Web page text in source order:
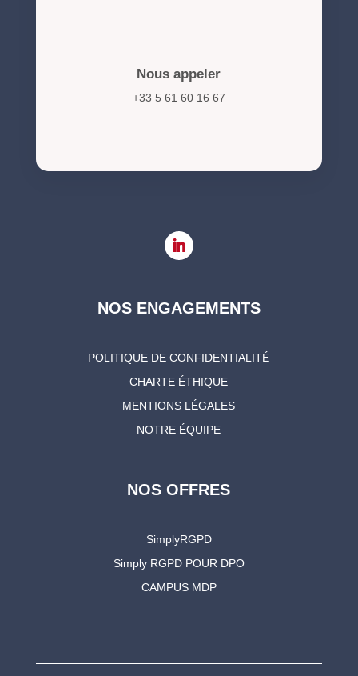
Nous appeler
+33 5 61 60 16 67
NOS ENGAGEMENTS
POLITIQUE DE CONFIDENTIALITÉ
CHARTE ÉTHIQUE
MENTIONS LÉGALES
NOTRE ÉQUIPE
NOS OFFRES
SimplyRGPD
Simply RGPD POUR DPO
CAMPUS MDP